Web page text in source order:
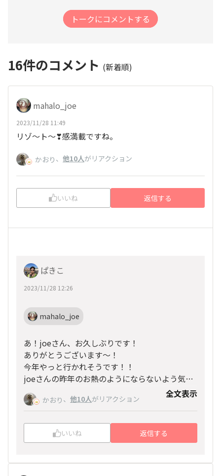
トークにコメントする
16件のコメント (新着順)
mahalo_joe
2023/11/28 11:49
リゾ～ト～❣感満載ですね。
かおり 、 他10人がリアクション
いいね 返信する
ぱきこ
2023/11/28 12:26
mahalo_joe
あ！joeさん、お久しぶりです！
ありがとうございます〜！
今年やっと行かれそうです！！
joeさんの昨年のお熱のようにならないよう気を
つけます😂
かおり 、 他10人がリアクション 全文表示
いいね 返信する